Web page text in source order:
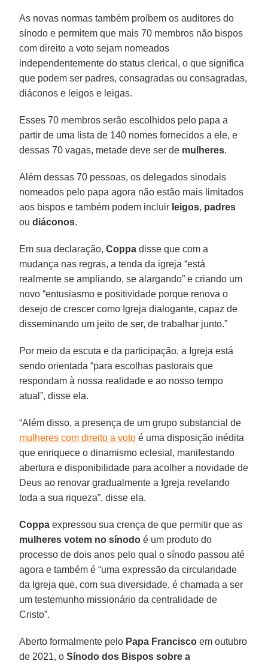
As novas normas também proíbem os auditores do
sínodo e permitem que mais 70 membros não bispos
com direito a voto sejam nomeados
independentemente do status clerical, o que significa
que podem ser padres, consagradas ou consagradas,
diáconos e leigos e leigas.
Esses 70 membros serão escolhidos pelo papa a
partir de uma lista de 140 nomes fornecidos a ele, e
dessas 70 vagas, metade deve ser de mulheres.
Além dessas 70 pessoas, os delegados sinodais
nomeados pelo papa agora não estão mais limitados
aos bispos e também podem incluir leigos, padres
oudiáconos.
Em sua declaração,Coppa disse que com a
mudança nas regras, a tenda da igreja “está
realmente se ampliando, se alargando” e criando um
novo “entusiasmo e positividade porque renova o
desejo de crescer como Igreja dialogante, capaz de
disseminando um jeito de ser, de trabalhar junto.”
Por meio da escuta e da participação, a Igreja está
sendo orientada “para escolhas pastorais que
respondam à nossa realidade e ao nosso tempo
atual”, disse ela.
“Além disso, a presença de um grupo substancial de
mulheres com direito a voto é uma disposição inédita
que enriquece o dinamismo eclesial, manifestando
abertura e disponibilidade para acolher a novidade de
Deus ao renovar gradualmente a Igreja revelando
toda a sua riqueza”, disse ela.
Coppa expressou sua crença de que permitir que as
mulheres votem no sínodo é um produto do
processo de dois anos pelo qual o sínodo passou até
agora e também é “uma expressão da circularidade
da Igreja que, com sua diversidade, é chamada a ser
um testemunho missionário da centralidade de
Cristo”.
Aberto formalmente pelo Papa Francisco em outubro
de 2021, oSínodo dos Bispos sobre a